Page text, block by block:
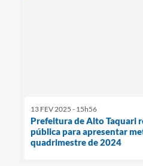
13 FEV 2025 - 15h56
Prefeitura de Alto Taquari
pública para apresentar
quadrimestre de 2024